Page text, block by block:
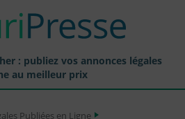
: publiez vos annonces légales
au meilleur prix
Publiées en Ligne